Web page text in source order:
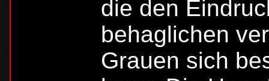
die den
behaglichen
Grauen sich